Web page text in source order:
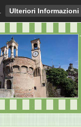
Ulteriori Informazioni